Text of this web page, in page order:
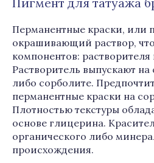
Перманентные краски, или
окрашивающий раствор,
компонентов: растворителя
Растворитель выпускают
либо сорболите.
перманентные краски на
Плотностью текстуры
основе глицерина.
органического либо
происхождения.